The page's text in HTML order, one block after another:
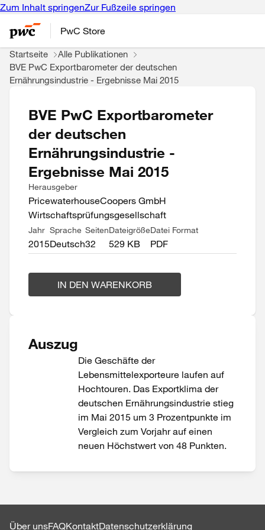
Zum Inhalt springenZur Fußzeile springen
PwC Store
Startseite
Alle Publikationen
BVE PwC Exportbarometer der deutschen
Ernährungsindustrie - Ergebnisse Mai 2015
BVE PwC Exportbarometer
der deutschen
Ernährungsindustrie -
Ergebnisse Mai 2015
Herausgeber
PricewaterhouseCoopers GmbH
Wirtschaftsprüfungsgesellschaft
Jahr
2015
Sprache
Deutsch
Seiten
32
Dateigröße
529 KB
Datei Format
PDF
IN DEN WARENKORB
Auszug
Die Geschäfte der
Lebensmittelexporteure laufen auf
Hochtouren. Das Exportklima der
deutschen Ernährungsindustrie stieg
im Mai 2015 um 3 Prozentpunkte im
Vergleich zum Vorjahr auf einen
neuen Höchstwert von 48 Punkten.
Über unsFAQKontaktDatenschutzerklärung